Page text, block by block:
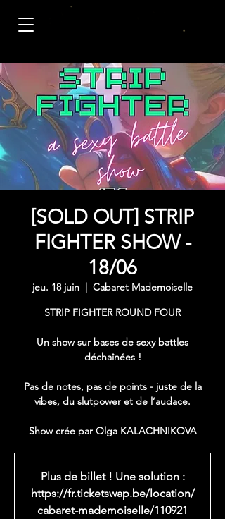
[SOLD OUT] STRIP
FIGHTER SHOW -
18/06
jeu. 18 juin
  |
Cabaret Mademoiselle
STRIP FIGHTER ROUND FOUR
Un show sur bases de sexy battles
déchaînées !
Pas de notes, pas de points - juste de la
vibes, du slutpower et de l’audace.
Show crée par Olga KALACHNIKOVA
Plus de billet ! Une solution :
https://fr.ticketswap.be/location/
cabaret-mademoiselle/110921